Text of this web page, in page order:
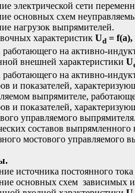
электрической сети
основных схем
нагрузок выпрямителей.
характеристик Ud = f(a),
на активно-
внешней характеристики U
на активно-
и показателей,
выпрямителе,
и показателей,
управляемого
составов выпрямленного
мостового управляемого
источника постоянного тока
основных схем зависимых